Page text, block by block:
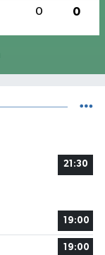
0 0
21:30
19:00
19:00